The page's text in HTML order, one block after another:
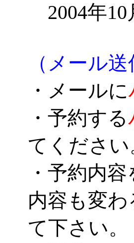
2004年10
（メール
・メールに
・予約する
てください
・予約内
内容も変
て下さい。